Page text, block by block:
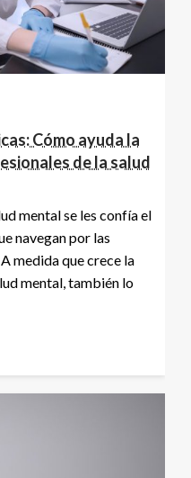
Cómo ayuda la
de la salud
mental se les confía el
navegan por las
medida que crece la
mental, también lo